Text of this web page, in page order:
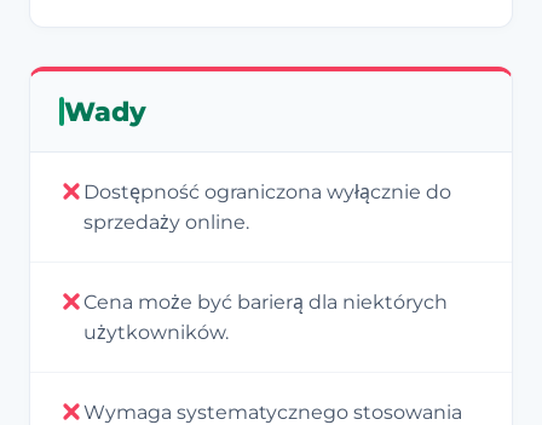
Wady
Dostępność ograniczona wyłącznie do
sprzedaży online.
Cena może być barierą dla niektórych
użytkowników.
Wymaga systematycznego stosowania